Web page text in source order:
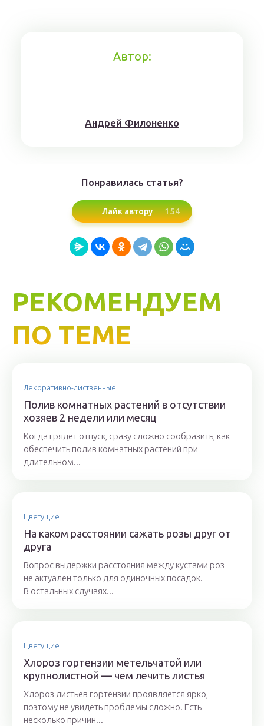
Автор:
Aндрeй Филoнeнкo
Понравилась статья?
Лайк автору 154
РЕКОМЕНДУЕМ
ПО ТЕМЕ
Декоративно-лиственные
Полив комнатных растений в отсутствии
хозяев 2 недели или месяц
Когда грядет отпуск, сразу сложно сообразить, как
обеспечить полив комнатных растений при
длительном...
Цветущие
На каком расстоянии сажать розы друг от
друга
Вопрос выдержки расстояния между кустами роз
не актуален только для одиночных посадок.
В остальных случаях...
Цветущие
Хлороз гортензии метельчатой или
крупнолистной — чем лечить листья
Хлороз листьев гортензии проявляется ярко,
поэтому не увидеть проблемы сложно. Есть
несколько причин...